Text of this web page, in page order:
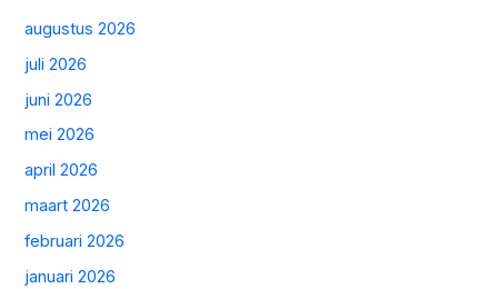
augustus 2026
juli 2026
juni 2026
mei 2026
april 2026
maart 2026
februari 2026
januari 2026